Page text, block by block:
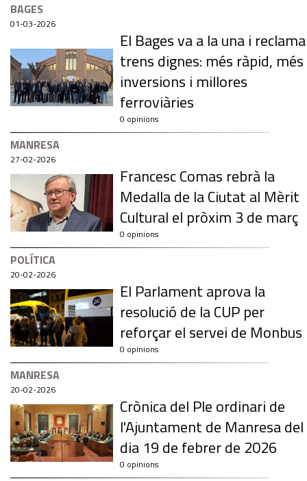
BAGES
01-03-2026
El Bages va a la una i reclama
trens dignes: més ràpid, més
inversions i millores
ferroviàries
0 opinions
MANRESA
27-02-2026
Francesc Comas rebrà la
Medalla de la Ciutat al Mèrit
Cultural el pròxim 3 de març
0 opinions
POLÍTICA
20-02-2026
El Parlament aprova la
resolució de la CUP per
reforçar el servei de Monbus
0 opinions
MANRESA
20-02-2026
Crònica del Ple ordinari de
l'Ajuntament de Manresa del
dia 19 de febrer de 2026
0 opinions